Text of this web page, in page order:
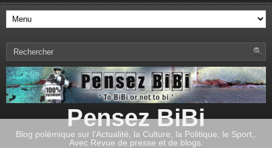
Pensez BiBi
Blog polémique sur l'Actualité, la Culture, la Politique, le Sport,.
Avec Revue de presse et de blogs.